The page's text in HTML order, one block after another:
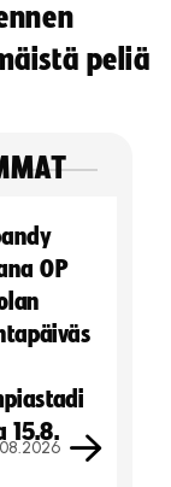
peliä
OP
15.8.